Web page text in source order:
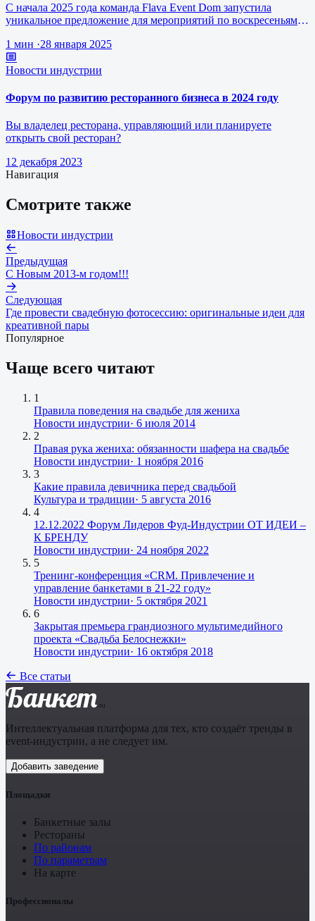
С начала 2025 года команда Flava Event Dom запустила
уникальное предложение для мероприятий по воскресеньям за
1 мин ·28 января 2025
Новости индустрии
Форум по развитию ресторанного бизнеса в 2024 году
Вы владелец ресторана, управляющий или планируете
открыть свой ресторан?
12 декабря 2023
Навигация
Смотрите также
Новости индустрии
Предыдущая
С Новым 2013-м годом!!!
Следующая
Где провести свадебную фотосессию: оригинальные идеи для
креативной пары
Популярное
Чаще всего читают
1
Правила поведения на свадьбе для жениха
Новости индустрии· 6 июля 2014
2
Правая рука жениха: обязанности шафера на свадьбе
Новости индустрии· 1 ноября 2016
3
Какие правила девичника перед свадьбой
Культура и традиции· 5 августа 2016
4
12.12.2022 Форум Лидеров Фуд-Индустрии ОТ ИДЕИ –
К БРЕНДУ
Новости индустрии· 24 ноября 2022
5
Тренинг-конференция «CRM. Привлечение и
управление банкетами в 21-22 году»
Новости индустрии· 5 октября 2021
6
Закрытая премьера грандиозного мультимедийного
проекта «Свадьба Белоснежки»
Новости индустрии· 16 октября 2018
Все статьи
Банкет .ru
Интеллектуальная платформа для тех, кто создаёт тренды в
event-индустрии, а не следует им.
Добавить заведение
Площадки
Банкетные залы
Рестораны
По районам
По параметрам
На карте
Профессионалы